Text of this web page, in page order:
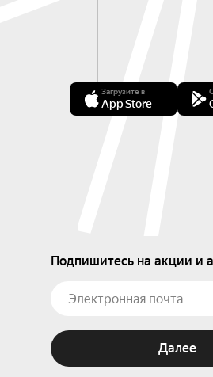
Загрузите в
App Store
Подпишитесь на акции и
Далее